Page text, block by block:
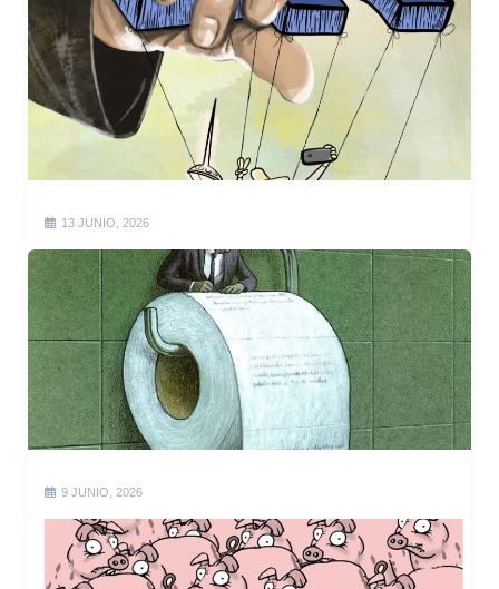
13 JUNIO, 2026
9 JUNIO, 2026